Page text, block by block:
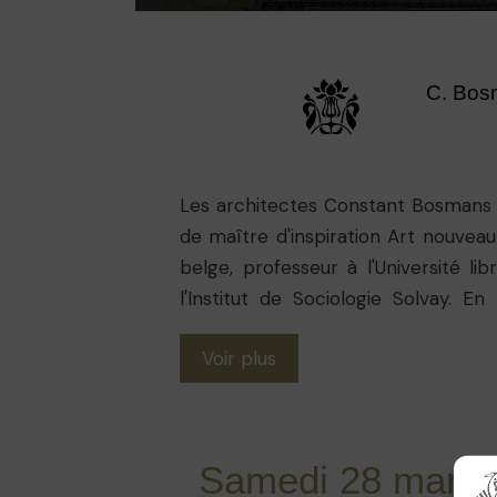
C.
Les architectes Constant
de maître d'inspiration Art
belge, professeur à l'Université
l'Institut de Sociologie Solvay. En
décoratif en façade (reliefs,
l'architecte Léon Sneyers, en
intérieurs sont fortement
second hall perpendiculaire
rampe en fer forgé. Dans le
Voir plus
Samedi 28 mars